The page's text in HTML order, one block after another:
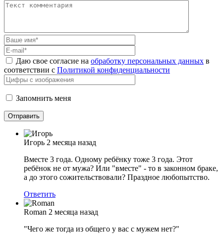
Даю свое согласие на обработку персональных данных в
соответствии с Политикой конфиденциальности
Запомнить меня
Игорь 2 месяца назад
Вместе 3 года. Одному ребёнку тоже 3 года. Этот
ребёнок не от мужа? Или "вместе" - то в законном браке,
а до этого сожительствовали? Праздное любопытство.
Ответить
Roman 2 месяца назад
"Чего же тогда из общего у вас с мужем нет?"